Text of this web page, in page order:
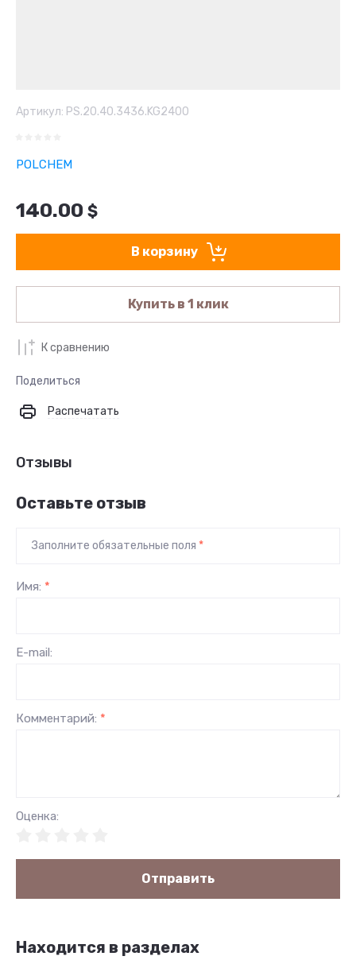
Артикул: PS.20.40.3436.KG2400
POLCHEM
140.00 $
В корзину
Купить в 1 клик
К сравнению
Поделиться
Распечатать
Отзывы
Оставьте отзыв
Заполните обязательные поля *
Имя: *
E-mail:
Комментарий: *
Оценка:
Отправить
Находится в разделах